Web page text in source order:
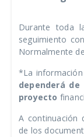
Durante toda
seguimiento
Normalmente
*La
dependerá
proyecto
A continuación
de los